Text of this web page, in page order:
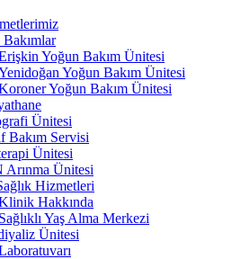
Yoğun Bakım Ünitesi
Yoğun Bakım Ünitesi
Yoğun Bakım Ünitesi
Ünitesi
Bakım Servisi
Ünitesi
Ünitesi
Hizmetleri
Hakkında
Sağlıklı Yaş Alma Merkezi
Ünitesi